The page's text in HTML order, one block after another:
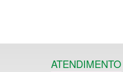
ATENDIMENTO